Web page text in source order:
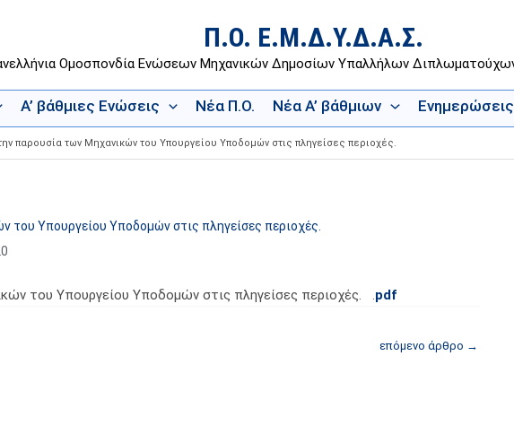
Π.Ο. Ε.Μ.Δ.Υ.Δ.Α.Σ.
Ομοσπονδία Ενώσεων Μηχανικών Δημοσίων Υπαλλήλων
Α’ βάθμιες Ενώσεις Νέα Π.Ο. Νέα Α’ βάθμιων Ενημερώσεις
παρουσία των Μηχανικών του Υπουργείου Υποδομών στις πληγείσες περιοχές.
του Υπουργείου Υποδομών στις πληγείσες περιοχές.
του Υπουργείου Υποδομών στις πληγείσες περιοχές. .pdf
επόμενο άρθρο →